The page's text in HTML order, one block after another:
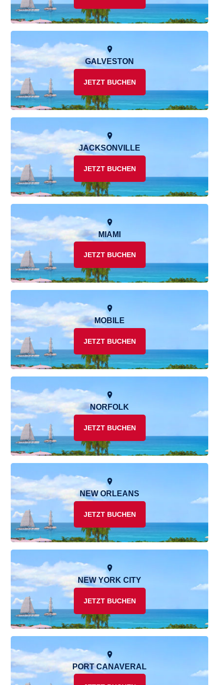
GALVESTON
JETZT BUCHEN
JACKSONVILLE
JETZT BUCHEN
MIAMI
JETZT BUCHEN
MOBILE
JETZT BUCHEN
NORFOLK
JETZT BUCHEN
NEW ORLEANS
JETZT BUCHEN
NEW YORK CITY
JETZT BUCHEN
PORT CANAVERAL